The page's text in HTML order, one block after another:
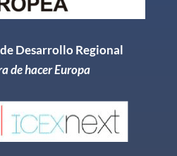
Desarrollo Regional
de hacer Europa